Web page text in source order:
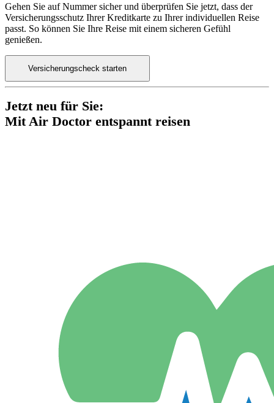
Gehen Sie auf Nummer sicher und überprüfen Sie jetzt, dass der
Versicherungsschutz Ihrer Kreditkarte zu Ihrer individuellen Reise
passt. So können Sie Ihre Reise mit einem sicheren Gefühl
genießen.
Versicherungscheck starten
Jetzt neu für Sie:
Mit Air Doctor entspannt reisen